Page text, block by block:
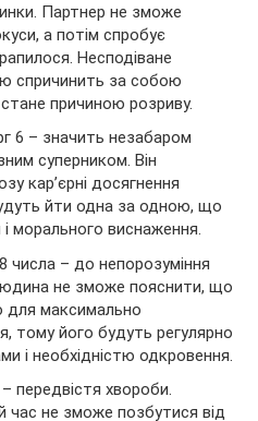
Партнер не зможе
а потім спробує
Несподіване
спричинить за собою
причиною розриву.
6 – значить незабаром
суперником. Він
кар’єрні досягнення
йти одна за одною, що
морального виснаження.
числа – до непорозуміння
не зможе пояснити, що
для максимально
тому його будуть регулярно
і необхідністю одкровення.
передвістя хвороби.
час не зможе позбутися від